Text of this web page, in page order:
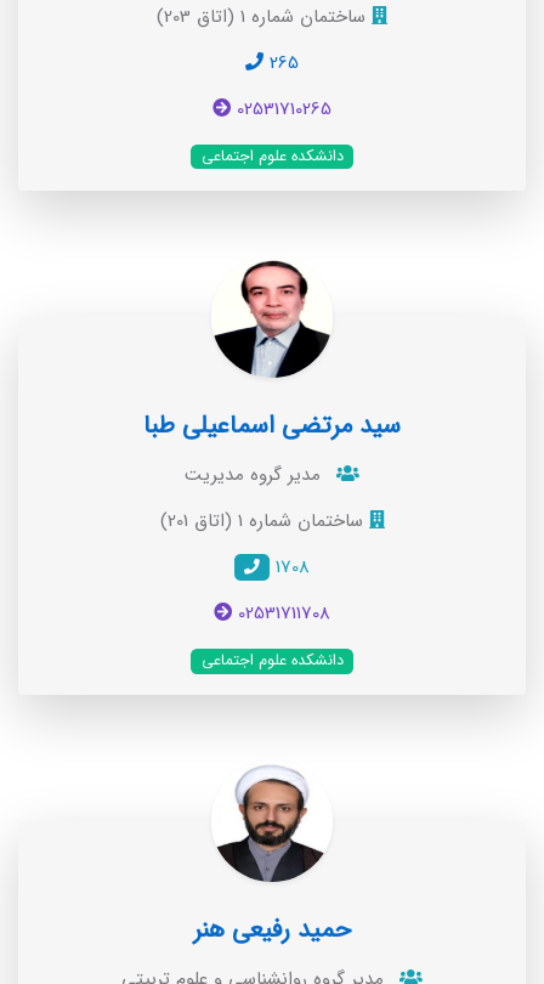
ساختمان شماره 1 (اتاق 203)
265
02531710265
دانشکده علوم اجتماعی
سید مرتضی اسماعیلی طبا
مدیر گروه مدیریت
ساختمان شماره 1 (اتاق 201)
1708
02531711708
دانشکده علوم اجتماعی
حمید رفیعی هنر